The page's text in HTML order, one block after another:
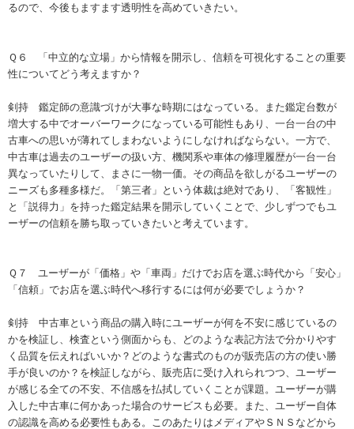
るので、今後もますます透明性を高めていきたい。
Ｑ６ 「中立的な立場」から情報を開示し、信頼を可視化することの重要
性についてどう考えますか？
剣持 鑑定師の意識づけが大事な時期にはなっている。また鑑定台数が
増大する中でオーバーワークになっている可能性もあり、一台一台の中
古車への思いが薄れてしまわないようにしなければならない。一方で、
中古車は過去のユーザーの扱い方、機関系や車体の修理履歴が一台一台
異なっていたりして、まさに一物一価。その商品を欲しがるユーザーの
ニーズも多種多様だ。「第三者」という体裁は絶対であり、「客観性」
と「説得力」を持った鑑定結果を開示していくことで、少しずつでもユ
ーザーの信頼を勝ち取っていきたいと考えています。
Ｑ７ ユーザーが「価格」や「車両」だけでお店を選ぶ時代から「安心」
「信頼」でお店を選ぶ時代へ移行するには何が必要でしょうか？
剣持 中古車という商品の購入時にユーザーが何を不安に感じているの
かを検証し、検査という側面からも、どのような表記方法で分かりやす
く品質を伝えればいいか？どのような書式のものが販売店の方の使い勝
手が良いのか？を検証しながら、販売店に受け入れられつつ、ユーザー
が感じる全ての不安、不信感を払拭していくことが課題。ユーザーが購
入した中古車に何かあった場合のサービスも必要。また、ユーザー自体
の認識を高める必要性もある。このあたりはメディアやＳＮＳなどから